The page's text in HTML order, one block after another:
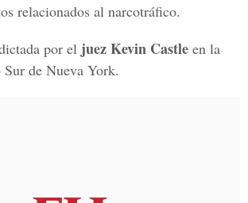
relacionados al narcotráfico.
por el juez Kevin Castle en la
de Nueva York.